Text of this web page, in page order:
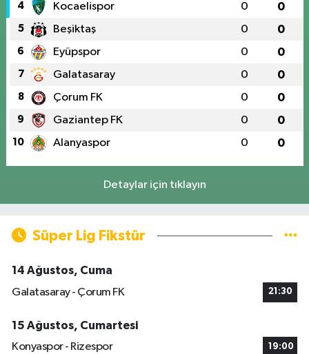
4 Kocaelispor 0 0
5 Beşiktaş 0 0
6 Eyüpspor 0 0
7 Galatasaray 0 0
8 Çorum FK 0 0
9 Gaziantep FK 0 0
10 Alanyaspor 0 0
Detaylar için tıklayın
Süper Lig Fikstür
14 Ağustos, Cuma
Galatasaray - Çorum FK
21:30
15 Ağustos, Cumartesi
Konyaspor - Rizespor
19:00